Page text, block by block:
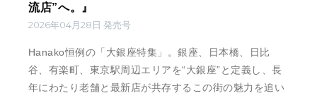
流店”へ。』
2026年04月28日 発売号
Hanako恒例の「大銀座特集」。銀座、日本橋、日比
谷、有楽町、東京駅周辺エリアを“大銀座”と定義し、長
年にわたり老舗と最新店が共存するこの街の魅力を追い